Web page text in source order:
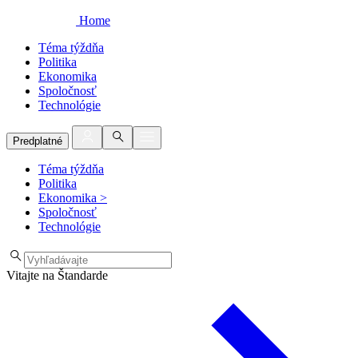
Home
Téma týždňa
Politika
Ekonomika
Spoločnosť
Technológie
Predplatné
Téma týždňa
Politika
Ekonomika >
Spoločnosť
Technológie
Vitajte na Štandarde